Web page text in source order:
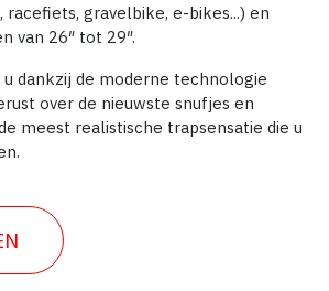
gravelbike, e-bikes...) en
van 26″ tot 29″.
u dankzij de moderne technologie
over de nieuwste snufjes en
meest realistische trapsensatie die u